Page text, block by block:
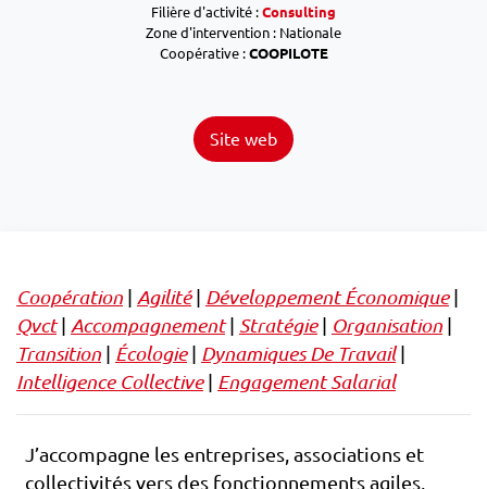
Filière d'activité : Consulting
Zone d'intervention : Nationale
Coopérative : COOPILOTE
Site web
Coopération Agilité| Développement Économique|
Qvct| Accompagnement| Stratégie| Organisation
Transition
Écologie| Dynamiques De Travail|
Intelligence Collective| Engagement Salarial
J’accompagne les entreprises, associations et
collectivités vers des fonctionnements agiles,